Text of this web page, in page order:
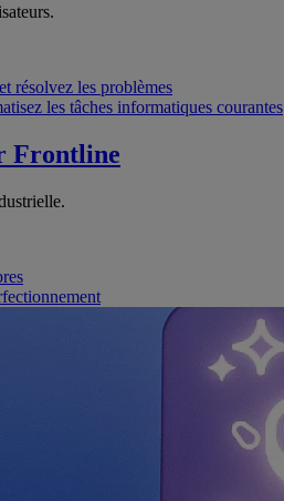
résolvez les problèmes
les tâches informatiques courantes
Frontline